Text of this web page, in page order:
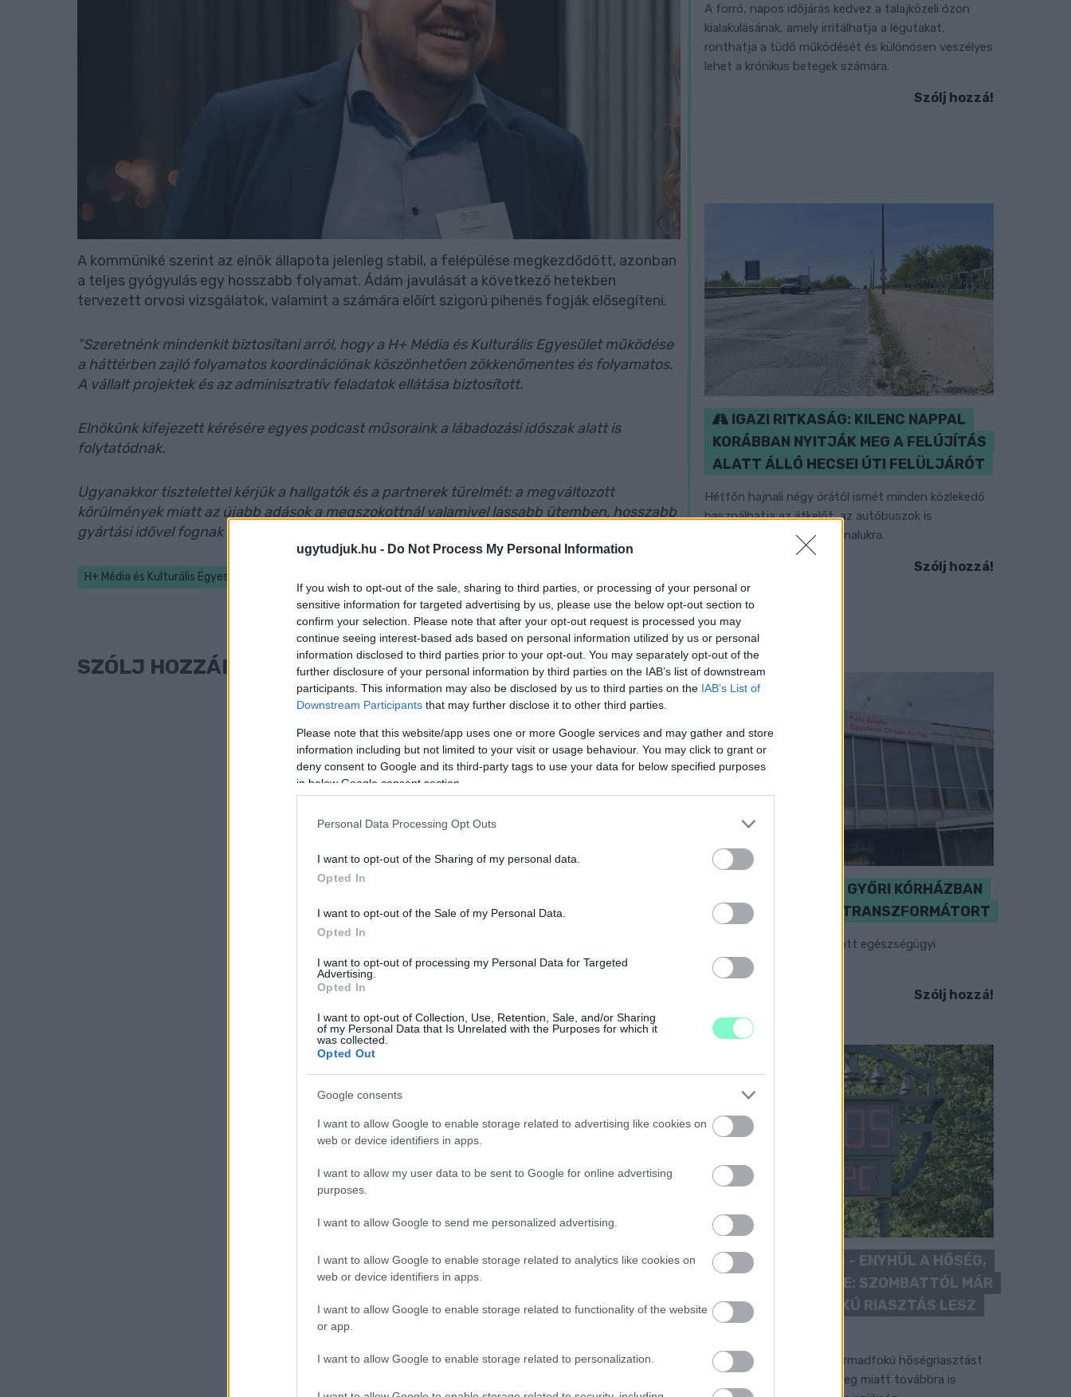
ugytudjuk.hu - Do Not Process My Personal Information
If you wish to opt-out of the sale, sharing to third parties, or processing of your personal or
sensitive information for targeted advertising by us, please use the below opt-out section to
confirm your selection. Please note that after your opt-out request is processed you may
continue seeing interest-based ads based on personal information utilized by us or personal
information disclosed to third parties prior to your opt-out. You may separately opt-out of the
further disclosure of your personal information by third parties on the IAB’s list of downstream
participants. This information may also be disclosed by us to third parties on the IAB’s List of
Downstream Participants that may further disclose it to other third parties.
Please note that this website/app uses one or more Google services and may gather and store
information including but not limited to your visit or usage behaviour. You may click to grant or
deny consent to Google and its third-party tags to use your data for below specified purposes
in below Google consent section.
Personal Data Processing Opt Outs
I want to opt-out of the Sharing of my personal data.
Opted In
I want to opt-out of the Sale of my Personal Data.
Opted In
I want to opt-out of processing my Personal Data for Targeted
Advertising.
Opted In
I want to opt-out of Collection, Use, Retention, Sale, and/or Sharing
of my Personal Data that Is Unrelated with the Purposes for which it
was collected.
Opted Out
Google consents
I want to allow Google to enable storage related to advertising like cookies on
web or device identifiers in apps.
I want to allow my user data to be sent to Google for online advertising
purposes.
I want to allow Google to send me personalized advertising.
I want to allow Google to enable storage related to analytics like cookies on
web or device identifiers in apps.
I want to allow Google to enable storage related to functionality of the website
or app.
I want to allow Google to enable storage related to personalization.
A kommüniké szerint az elnök állapota jelenleg stabil, a felépülése megkezdődött, azonban
a teljes gyógyulás egy hosszabb folyamat. Ádám javulását a következő hetekben
tervezett orvosi vizsgálatok, valamint a számára előírt szigorú pihenés fogják elősegíteni.
"Szeretnénk mindenkit biztosítani arról, hogy a H+ Média és Kulturális Egyesület működése
a háttérben zajló folyamatos koordinációnak köszönhetően zökkenőmentes és folyamatos.
A vállalt projektek és az adminisztratív feladatok ellátása biztosított.
Elnökünk kifejezett kérésére egyes podcast műsoraink a lábadozási időszak alatt is
folytatódnak.
Ugyanakkor tisztelettel kérjük a hallgatók és a partnerek türelmét: a megváltozott
körülmények miatt az újabb adások a megszokottnál valamivel lassabb ütemben, hosszabb
gyártási idővel fognak elkészülni és megjelenni"
H+ Média és Kulturális Egyesület
SZÓLJ HOZZÁ!
A forró, napos időjárás kedvez a talajközeli ózon
kialakulásának, amely irritálhatja a légutakat,
ronthatja a tüdő működését és különösen veszélyes
lehet a krónikus betegek számára.
Szólj hozzá!
IGAZI RITKASÁG: KILENC NAPPAL
KORÁBBAN NYITJÁK MEG A FELÚJÍTÁS
ALATT ÁLLÓ HECSEI ÚTI FELÜLJÁRÓT
Hétfőn hajnali négy órától ismét minden közlekedő
használhatja az átkelőt, az autóbuszok is
visszatérnek eredeti útvonalukra.
Szólj hozzá!
KICSERÉLTÉK A GYŐRI KÓRHÁZBAN
MEGHIBÁSODOTT TRANSZFORMÁTORT
Megkezdték az elhalasztott egészségügyi
ellátásokat.
Szólj hozzá!
KÁNIKULA 2026 - ENYHÜL A HŐSÉG,
DE MÉG NINCS VÉGE: SZOMBATTÓL MÁR
“CSAK” MÁSODFOKÚ RIASZTÁS LESZ
ÉRVÉNYBEN
A július vége óta tartó harmadfokú hőségriasztást
mérséklik, de a tartós meleg miatt továbbra is